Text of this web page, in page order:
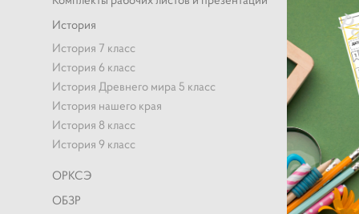
История
История 7 класс
История 6 класс
История Древнего мира 5 класс
История нашего края
История 8 класс
История 9 класс
ОРКСЭ
ОБЗР